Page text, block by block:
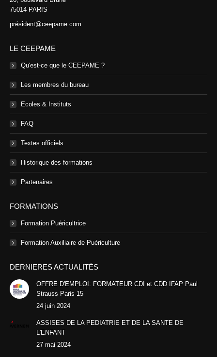
75014 PARIS
président@ceepame.com
LE CEEPAME
Qu'est-ce que le CEEPAME ?
Les membres du bureau
Ecoles & Instituts
FAQ
Textes officiels
Historique des formations
Partenaires
FORMATIONS
Formation Puéricultrice
Formation Auxiliaire de Puériculture
DERNIERES ACTUALITÉS
OFFRE D'EMPLOI: FORMATEUR CDI et CDD IFAP Paul
Strauss Paris 15
24 juin 2024
ASSISES DE LA PEDIATRIE ET DE LA SANTE DE
L'ENFANT
27 mai 2024